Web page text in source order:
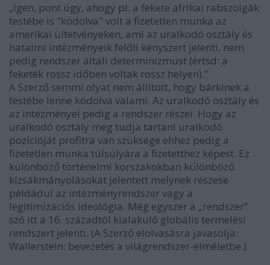
„Igen, pont úgy, ahogy pl. a fekete afrikai rabszolgák
testébe is "kódolva" volt a fizetetlen munka az
amerikai ültetvényeken, ami az uralkodó osztály és
hatalmi intézményeik felőli kényszert jelenti, nem
pedig rendszer általi determinizmust (értsd: a
feketék rossz időben voltak rossz helyen).”
A Szerző semmi olyat nem állított, hogy bárkinek a
testébe lenne kódolva valami. Az uralkodó osztály és
az intézményei pedig a rendszer részei. Hogy az
uralkodó osztály meg tudja tartani uralkodó
pozícióját profitra van szüksége ehhez pedig a
fizetetlen munka túlsúlyára a fizetetthez képest. Ez
különböző történelmi korszakokban különböző
kizsákmányolásokat jelentett melynek részese
példádul az intézményrendszer vagy a
legitimizációs ideológia. Még egyszer a „rendszer”
szó itt a 16. századtól kialakuló globális termelési
rendszert jelenti. (A Szerző elolvasásra javasolja:
Wallerstein: bevezetés a világrendszer-elméletbe.)